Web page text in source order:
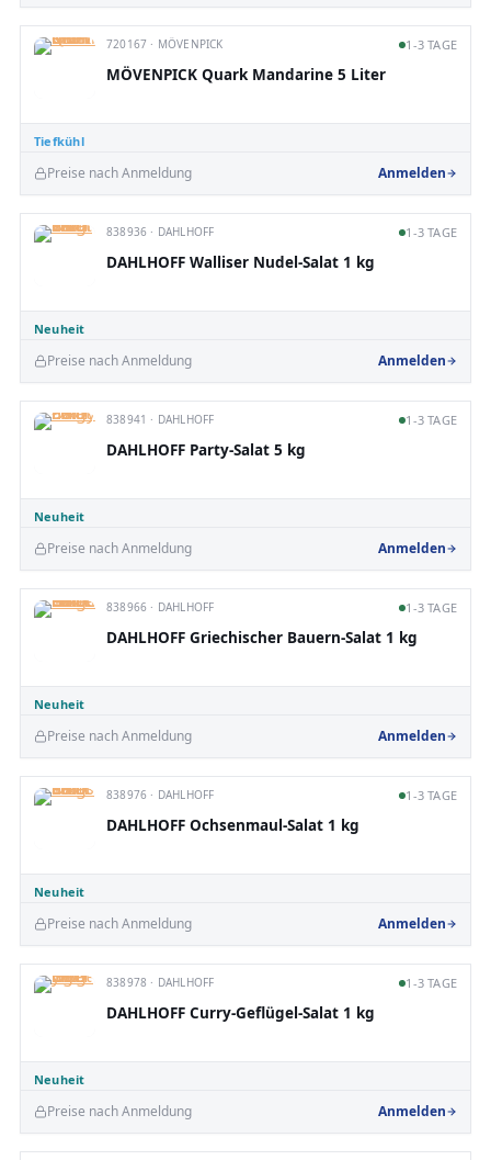
Tiefkühl
720167 · MÖVENPICK 1-3 TAGE
MÖVENPICK Quark Mandarine 5 Liter
Preise nach Anmeldung Anmelden
Neuheit
838936 · DAHLHOFF 1-3 TAGE
DAHLHOFF Walliser Nudel-Salat 1 kg
Preise nach Anmeldung Anmelden
Neuheit
838941 · DAHLHOFF 1-3 TAGE
DAHLHOFF Party-Salat 5 kg
Preise nach Anmeldung Anmelden
Neuheit
838966 · DAHLHOFF 1-3 TAGE
DAHLHOFF Griechischer Bauern-Salat 1 kg
Preise nach Anmeldung Anmelden
Neuheit
838976 · DAHLHOFF 1-3 TAGE
DAHLHOFF Ochsenmaul-Salat 1 kg
Preise nach Anmeldung Anmelden
Neuheit
838978 · DAHLHOFF 1-3 TAGE
DAHLHOFF Curry-Geflügel-Salat 1 kg
Preise nach Anmeldung Anmelden